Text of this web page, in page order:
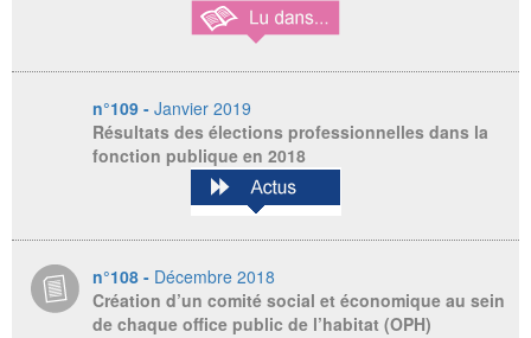
n°109 - Janvier 2019
Résultats des élections professionnelles dans la
fonction publique en 2018
n°108 - Décembre 2018
Création d’un comité social et économique au sein
de chaque office public de l’habitat (OPH)